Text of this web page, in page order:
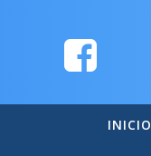
INICIO